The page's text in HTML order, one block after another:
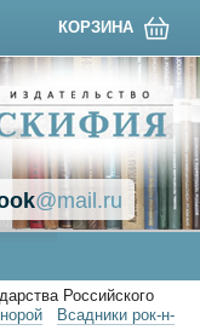
КОРЗИНА
@mail.ru
Российского
Всадники рок-н-